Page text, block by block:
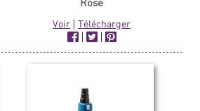
Voir |Télécharger
|
|